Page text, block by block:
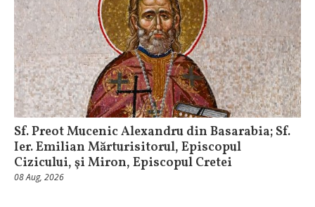
Sf. Preot Mucenic Alexandru din Basarabia; Sf.
Ier. Emilian Mărturisitorul, Episcopul
Cizicului, şi Miron, Episcopul Cretei
08 Aug, 2026